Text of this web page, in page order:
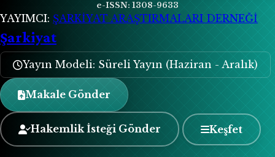
e-ISSN: 1308-9633
YAYIMCI: ŞARKİYAT ARAŞTIRMALARI DERNEĞİ
Şarkiyat
Yayın Modeli: Süreli Yayın (Haziran - Aralık)
Makale Gönder
Hakemlik İsteği Gönder Keşfet